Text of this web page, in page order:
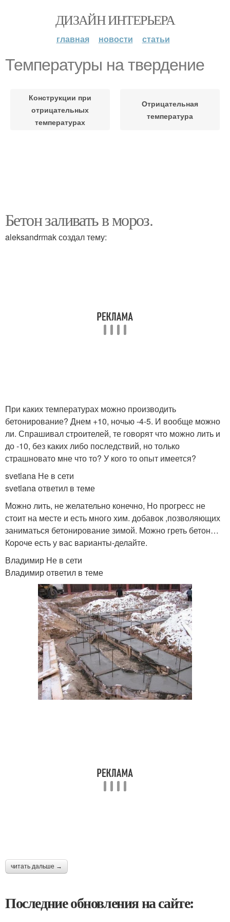
ДИЗАЙН ИНТЕРЬЕРА
главная новости статьи
Температуры на твердение
Конструкции при
отрицательных
температурах
Отрицательная
температура
Бетон заливать в мороз.
aleksandrmak создал тему:
При каких температурах можно производить
бетонирование? Днем +10, ночью -4-5. И вообще можно
ли. Спрашивал строителей, те говорят что можно лить и
до -10, без каких либо последствий, но только
страшновато мне что то? У кого то опыт имеется?
svetlana Не в сети
svetlana ответил в теме
Можно лить, не желательно конечно, Но прогресс не
стоит на месте и есть много хим. добавок ,позволяющих
заниматься бетонирование зимой. Можно греть бетон…
Короче есть у вас варианты-делайте.
Владимир Не в сети
Владимир ответил в теме
читать дальше →
Последние обновления на сайте: